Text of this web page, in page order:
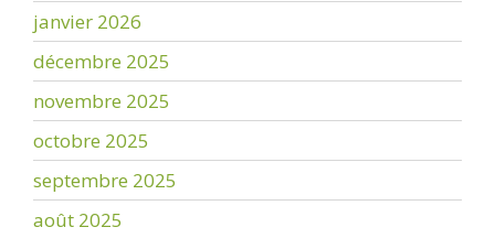
janvier 2026
décembre 2025
novembre 2025
octobre 2025
septembre 2025
août 2025